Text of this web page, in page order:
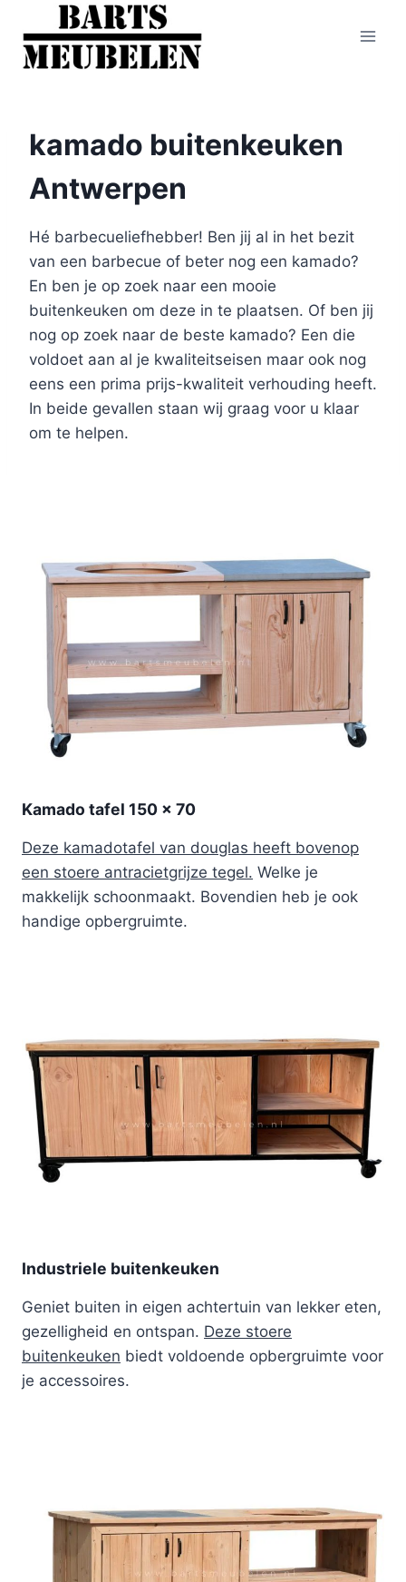
Doorgaan
naar
inhoud
kamado buitenkeuken
Antwerpen
Hé barbecueliefhebber! Ben jij al in het bezit
van een barbecue of beter nog een kamado?
En ben je op zoek naar een mooie
buitenkeuken om deze in te plaatsen. Of ben jij
nog op zoek naar de beste kamado? Een die
voldoet aan al je kwaliteitseisen maar ook nog
eens een prima prijs-kwaliteit verhouding heeft.
In beide gevallen staan wij graag voor u klaar
om te helpen.
Kamado tafel 150 x 70
Deze kamadotafel van douglas heeft bovenop
een stoere antracietgrijze tegel. Welke je
makkelijk schoonmaakt. Bovendien heb je ook
handige opbergruimte.
Industriele buitenkeuken
Geniet buiten in eigen achtertuin van lekker eten,
gezelligheid en ontspan. Deze stoere
buitenkeuken biedt voldoende opbergruimte voor
je accessoires.